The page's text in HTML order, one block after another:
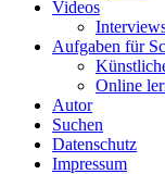
Videos
Aufgaben für
Online
Autor
Suchen
Datenschutz
Impressum